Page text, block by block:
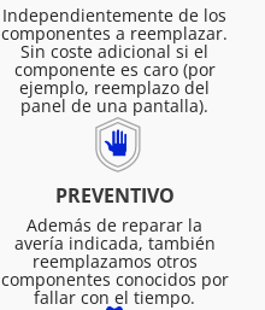
Independientemente de los
componentes a reemplazar.
Sin coste adicional si el
componente es caro (por
ejemplo, reemplazo del
panel de una pantalla).
PREVENTIVO
Además de reparar la
avería indicada, también
reemplazamos otros
componentes conocidos por
fallar con el tiempo.